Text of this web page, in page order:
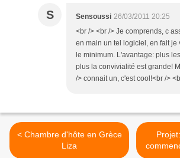
S Sensoussi 26/03/2011 20:25
<br /> <br /> Je comprends, c
en main un tel logiciel, en fait je
le minimum. L'avantage: plus
plus la convivialité est grande!
/> connait un, c'est cool!<br />
< Chambre d'hôte en Grèce
Liza